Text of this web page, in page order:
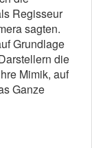
Regisseur
sagten.
Grundlage
die
Mimik, auf
Ganze